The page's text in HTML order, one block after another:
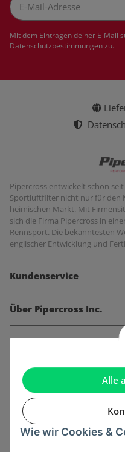
Alle
Wie wir Cookies &
Mit dem Eintragen deiner E-Mail
Datenschutzbestimmungenzu.
Pipercross entwickelt schon
Sportluftfilter nicht nur für den
heimischen Markt. Mit
sich die Firma Pipercross in
Rennsport. Die bekanntesten
englischer Entwicklung und
Kundenservice
Über Pipercross Inc.
Informationen
Gesetzliche